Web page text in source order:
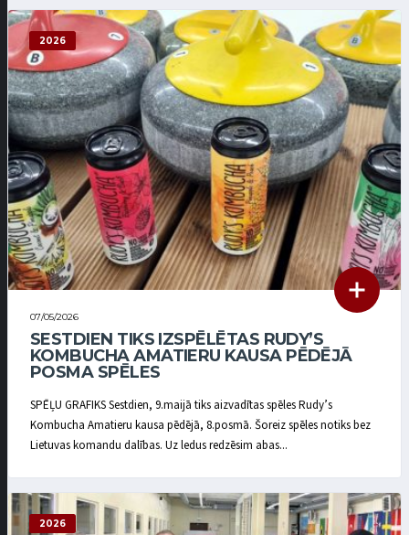
2026
07/05/2026
SESTDIEN TIKS IZSPĒLĒTAS RUDY’S
KOMBUCHA AMATIERU KAUSA PĒDĒJĀ
POSMA SPĒLES
SPĒĻU GRAFIKS Sestdien, 9.maijā tiks aizvadītas spēles Rudy’s
Kombucha Amatieru kausa pēdējā, 8.posmā. Šoreiz spēles notiks bez
Lietuvas komandu dalības. Uz ledus redzēsim abas...
2026